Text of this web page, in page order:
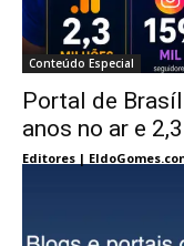
Conteúdo Especial
Portal de
anos no ar e
Editores |